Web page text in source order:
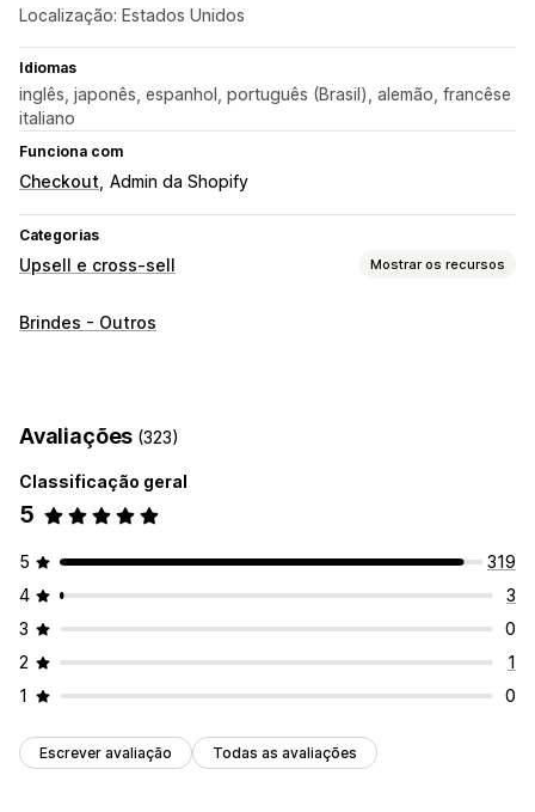
Localização: Estados Unidos
Idiomas
inglês, japonês, espanhol, português (Brasil), alemão, francêse
italiano
Funciona com
Checkout Admin da Shopify
Categorias
Upsell e cross-sell Mostrar os recursos
Personalização
Brindes
Complementos de produto
Brindes - Outros
Avaliações (323)
Classificação geral
5
5
319
4
3
3
0
2
1
1
0
Escrever avaliação Todas as avaliações